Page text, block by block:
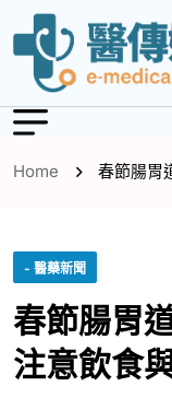
Home 春節腸胃
- 醫藥新聞
春節腸胃
注意飲食